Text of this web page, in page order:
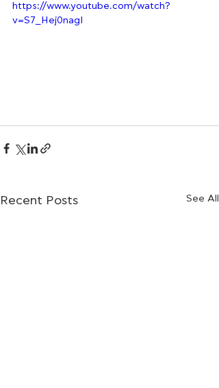
https://www.youtube.com/watch?
v=S7_Hej0nagI
Recent Posts See All